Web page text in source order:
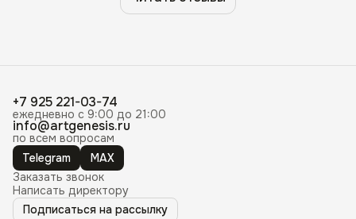
+7 925 221-03-74
ежедневно с 9:00 до 21:00
info@artgenesis.ru
по всем вопросам
Telegram
MAX
Заказать звонок
Написать директору
Подписаться на рассылку